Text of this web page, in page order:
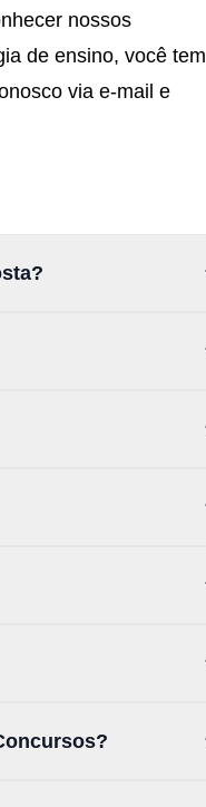
nossos
de ensino, você tem
via e-mail e